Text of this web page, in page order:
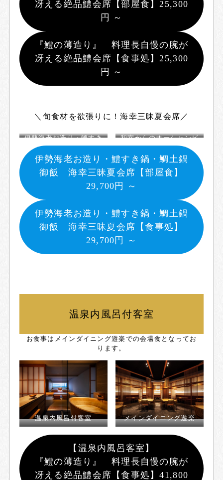
冴える絶品鱧会席【部屋食】 25,300
円 ～
『鱧の薄造り』 料理長自慢の腕が
冴える絶品鱧会席【食事処】 25,300
円 ～
＼旬食材を欲張りに！海幸三昧夏会席／
伊勢海老お造り・鱧すき
鍋・鯛土鍋御飯 海幸三
昧夏会席
和室からのオーシャンビ
ュー
伊勢海老お造り・鱧すき鍋・鯛土鍋
御飯 海幸三昧夏会席【部屋食】
29,700円 ～
伊勢海老お造り・鱧すき鍋・鯛土鍋
御飯 海幸三昧夏会席【食事処 】
29,700円 ～
温泉内風呂付客室
お食事はメインダイニング遊楽での会場食となってお
ります。
温泉内風呂付客室 メインダイニング遊楽
【 温泉内風呂客室】
『鱧の薄造り』 料理長自慢の腕が
冴える絶品鱧会席【食事処】41,800